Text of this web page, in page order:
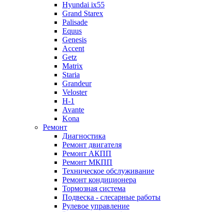
Hyundai ix55
Grand Starex
Palisade
Equus
Genesis
Accent
Getz
Matrix
Staria
Grandeur
Veloster
H-1
Avante
Kona
Ремонт
Диагностика
Ремонт двигателя
Ремонт АКПП
Ремонт МКПП
Техническое обслуживание
Ремонт кондиционера
Тормозная система
Подвеска - слесарные работы
Рулевое управление